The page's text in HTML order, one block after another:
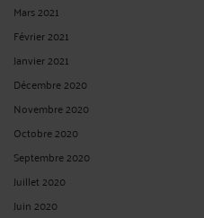
Mars 2021
Février 2021
Janvier 2021
Décembre 2020
Novembre 2020
Octobre 2020
Septembre 2020
Juillet 2020
Juin 2020